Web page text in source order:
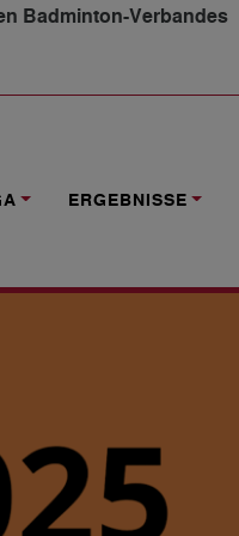
Badminton-Verbandes
ERGEBNISSE